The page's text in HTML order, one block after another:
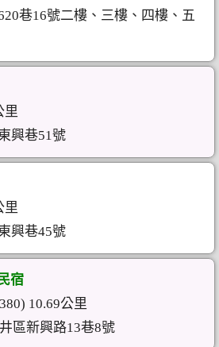
巷16號二樓、三樓、四樓、五
里
興巷51號
里
興巷45號
宿
10.69公里
區新興路13巷8號